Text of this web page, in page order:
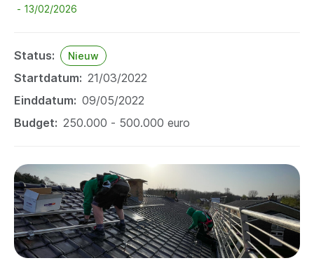
13/02/2026
Status Nieuw
Startdatum
21/03/2022
Einddatum
09/05/2022
Budget
250.000 - 500.000 euro